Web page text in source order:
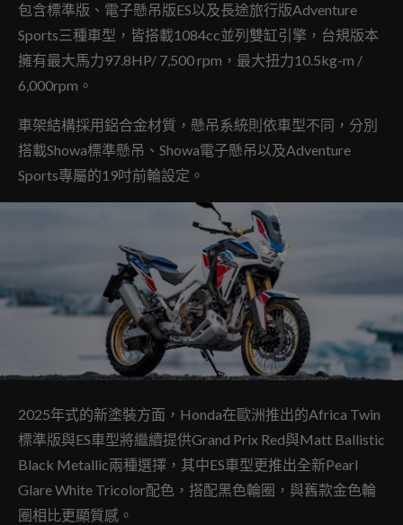
包含標準版、電子懸吊版ES以及長途旅行版Adventure
Sports三種車型，皆搭載1084cc並列雙缸引擎，台規版本
擁有最大馬力97.8HP/ 7,500 rpm，最大扭力10.5kg-m /
6,000rpm。
車架結構採用鋁合金材質，懸吊系統則依車型不同，分別
搭載Showa標準懸吊、Showa電子懸吊以及Adventure
Sports專屬的19吋前輪設定。
2025年式的新塗裝方面，Honda在歐洲推出的Africa Twin
標準版與ES車型將繼續提供Grand Prix Red與Matt Ballistic
Black Metallic兩種選擇，其中ES車型更推出全新Pearl
Glare White Tricolor配色，搭配黑色輪圈，與舊款金色輪
圈相比更顯質感。